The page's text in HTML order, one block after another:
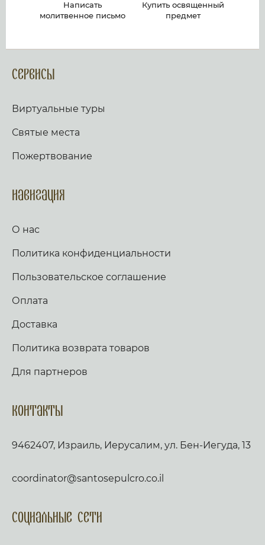
Написать
молитвенное письмо
Купить освященный
предмет
Сервисы
Виртуальные туры
Святые места
Пожертвование
Навигация
О нас
Политика конфиденциальности
Пользовательское соглашение
Оплата
Доставка
Политика возврата товаров
Для партнеров
Контакты
9462407, Израиль, Иерусалим, ул. Бен-Иегуда, 13
coordinator@santosepulcro.co.il
Социальные сети